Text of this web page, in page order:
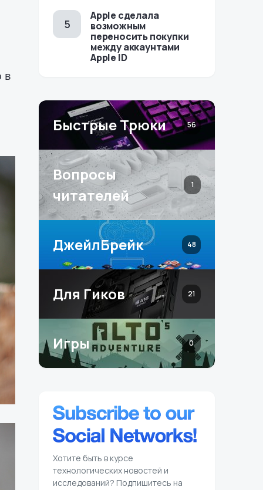
в
Apple сделала
возможным
переносить покупки
между аккаунтами
Apple ID
Быстрые Трюки 56
Вопросы
читателей
1
ДжейлБрейк 48
Для Гиков 21
Игры 0
Хотите быть в курсе
технологических новостей и
исследований? Подпишитесь на